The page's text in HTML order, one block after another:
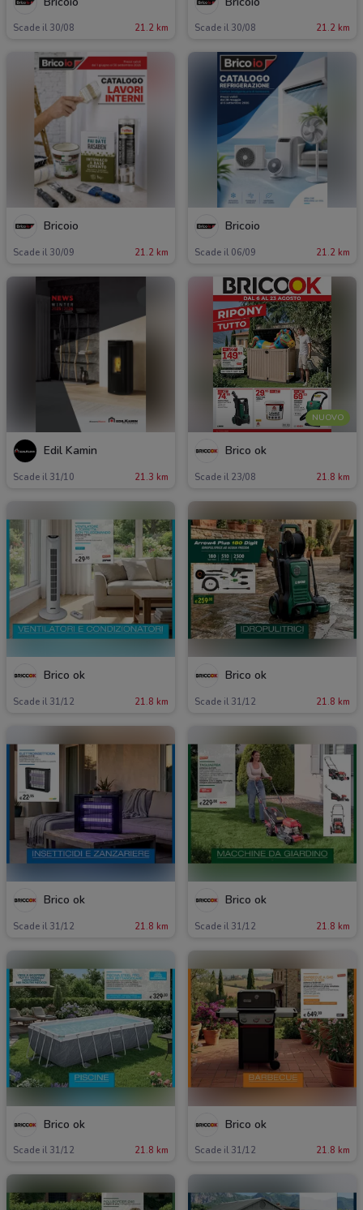
Scade il 30/08 21.2 km Scade il 30/08 21.2 km
Bricoio
Scade il 30/09 21.2 km
Bricoio
Scade il 06/09 21.2 km
Edil Kamin
Scade il 31/10 21.3 km
NUOVO
Brico ok
Scade il 23/08 21.8 km
Brico ok
Scade il 31/12 21.8 km
Brico ok
Scade il 31/12 21.8 km
Brico ok
Scade il 31/12 21.8 km
Brico ok
Scade il 31/12 21.8 km
Brico ok
Scade il 31/12 21.8 km
Brico ok
Scade il 31/12 21.8 km